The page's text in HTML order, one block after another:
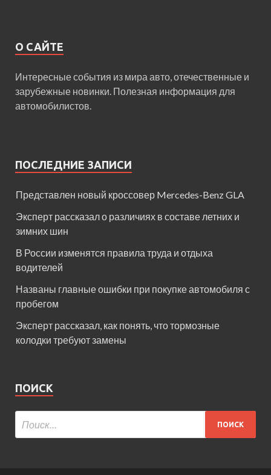
О САЙТЕ
Интересные события из мира авто, отечественные и
зарубежные новинки. Полезная информация для
автомобилистов.
ПОСЛЕДНИЕ ЗАПИСИ
Представлен новый кроссовер Mercedes-Benz GLA
Эксперт рассказал о различиях в составе летних и
зимних шин
В России изменятся правила труда и отдыха
водителей
Названы главные ошибки при покупке автомобиля с
пробегом
Эксперт рассказал, как понять, что тормозные
колодки требуют замены
ПОИСК